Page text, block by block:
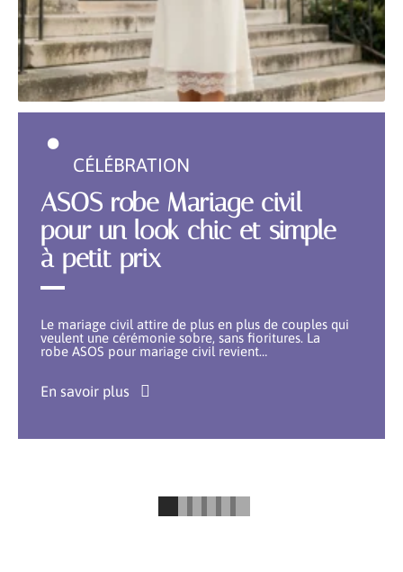
CÉLÉBRATION
ASOS robe Mariage civil
pour un look chic et simple
à petit prix
Le mariage civil attire de plus en plus de couples qui
veulent une cérémonie sobre, sans fioritures. La
robe ASOS pour mariage civil revient…
En savoir plus